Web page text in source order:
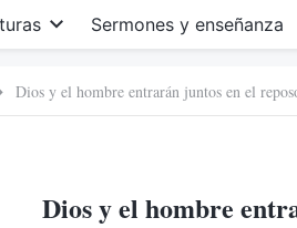
Sermones y enseñanza
Dios y el hombre entrarán juntos en el
Dios y el hombre